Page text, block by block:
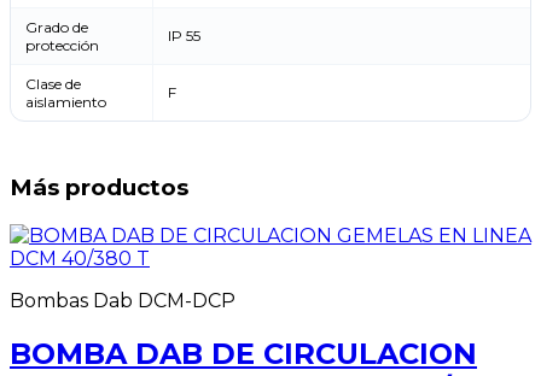
Grado de
protección
IP 55
Clase de
aislamiento
F
Más productos
Bombas Dab DCM-DCP
BOMBA DAB DE CIRCULACION